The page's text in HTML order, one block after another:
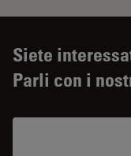
Siete
Parli con i